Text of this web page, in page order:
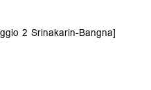
2 Srinakarin-Bangna]